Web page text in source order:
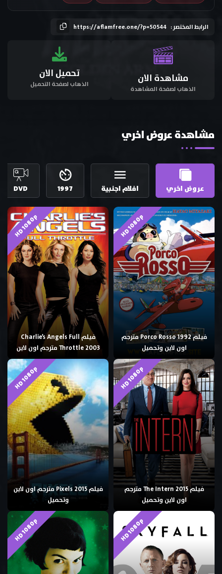
الرابط المختصر : https://aflamfree.one/?p=50544
مشاهدة الان
الذهاب لصفحة المشاهدة
تحميل الان
الذهاب لصفحة التحميل
مشاهدة عروض اخري
عروض اخري افلام اجنبية 1997
DVD
HD 1080p
فيلم Porco Rosso 1992 مترجم
اون لاين وتحميل
HD 1080p
فيلم Charlie’s Angels Full
Throttle 2003 مترجم اون لاين
HD 1080p
فيلم The Intern 2015 مترجم
اون لاين وتحميل
HD 1080p
فيلم Pixels 2015 مترجم اون لاين
وتحميل
HD 1080p
HD 1080p